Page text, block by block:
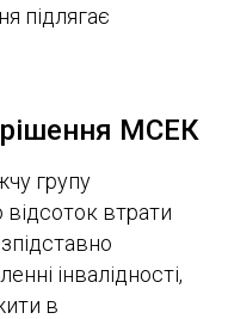
підлягає
МСЕК
групу
відсоток втрати
інвалідності,
в